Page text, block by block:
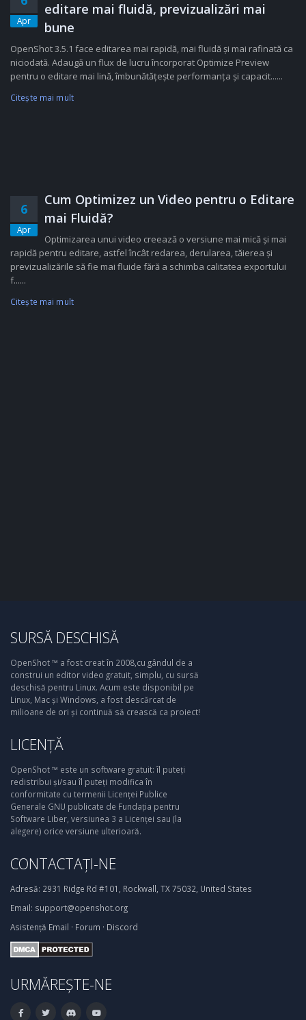
Apr
editare mai fluidă, previzualizări mai
bune
OpenShot 3.5.1 face editarea mai rapidă, mai fluidă și mai rafinată ca
niciodată. Adaugă un flux de lucru încorporat Optimize Preview
pentru o editare mai lină, îmbunătățește performanța și capacit......
Citeşte mai mult
6
Apr
Cum Optimizez un Video pentru o Editare
mai Fluidă?
Optimizarea unui video creează o versiune mai mică și mai
rapidă pentru editare, astfel încât redarea, derularea, tăierea și
previzualizările să fie mai fluide fără a schimba calitatea exportului
f......
Citeşte mai mult
SURSĂ DESCHISĂ
OpenShot ™ a fost creat în 2008,cu gândul de a
construi un editor video gratuit, simplu, cu sursă
deschisă pentru Linux. Acum este disponibil pe
Linux, Mac și Windows, a fost descărcat de
milioane de ori și continuă să crească ca proiect!
LICENȚĂ
OpenShot ™ este un software gratuit: îl puteți
redistribui și/sau îl puteți modifica în
conformitate cu termenii Licenței Publice
Generale GNU publicate de Fundația pentru
Software Liber, versiunea 3 a Licenței sau (la
alegere) orice versiune ulterioară.
CONTACTAȚI-NE
Adresă: 2931 Ridge Rd #101, Rockwall, TX 75032, United States
Email: support@openshot.org
Asistență Email · Forum · Discord
URMĂREȘTE-NE